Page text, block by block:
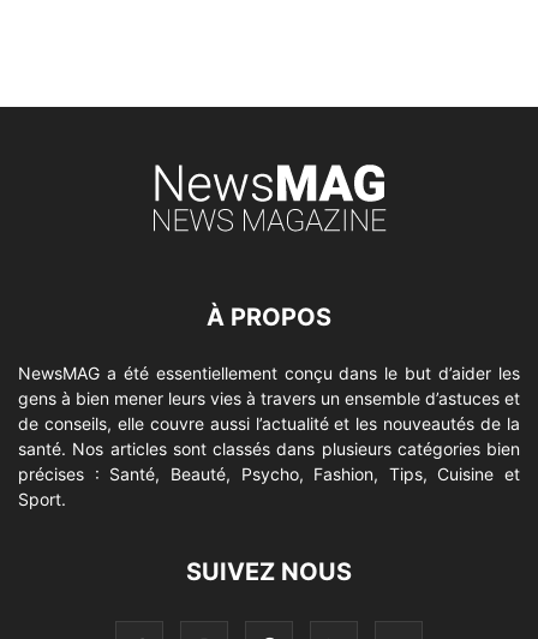
À PROPOS
NewsMAG a été essentiellement conçu dans le but d’aider les
gens à bien mener leurs vies à travers un ensemble d’astuces et
de conseils, elle couvre aussi l’actualité et les nouveautés de la
santé. Nos articles sont classés dans plusieurs catégories bien
précises : Santé, Beauté, Psycho, Fashion, Tips, Cuisine et
Sport.
SUIVEZ NOUS